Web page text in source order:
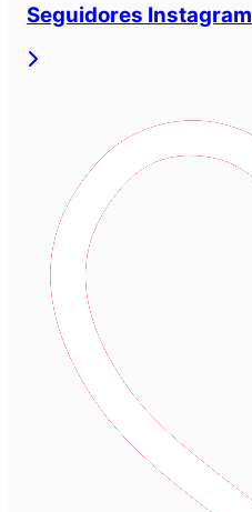
Seguidores Instagram